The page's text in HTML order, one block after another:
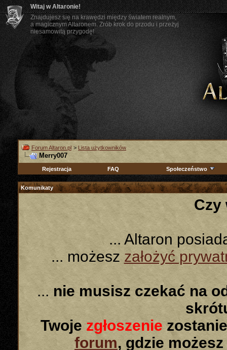
Witaj w Altaronie!
Znajdujesz się na krawędzi między światem realnym,
a magicznym Altaronem. Zrób krok do przodu i przeżyj
niesamowitą przygodę!
Forum Altaron.pl > Lista użytkowników
Merry007
Rejestracja FAQ Społeczeństwo
Komunikaty
Czy
... Altaron
... możeszzałożyć
... nie musisz czekać na
Twoje zgłoszenie
forum, gdzie